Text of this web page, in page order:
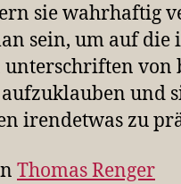
sie wahrhaftig
sein, um auf die
von
und
irendetwas zu
Thomas Renger